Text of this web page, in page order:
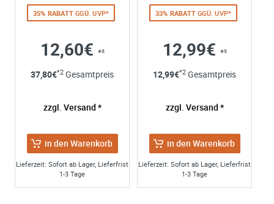
35% RABATT GGÜ. UVP*
12,60€ *²
37,80€*2 Gesamtpreis
zzgl. Versand *
in den Warenkorb
Lieferzeit: Sofort ab Lager, Lieferfrist
1-3 Tage
33% RABATT GGÜ. UVP*
12,99€ *²
12,99€*2 Gesamtpreis
zzgl. Versand *
in den Warenkorb
Lieferzeit: Sofort ab Lager, Lieferfrist
1-3 Tage